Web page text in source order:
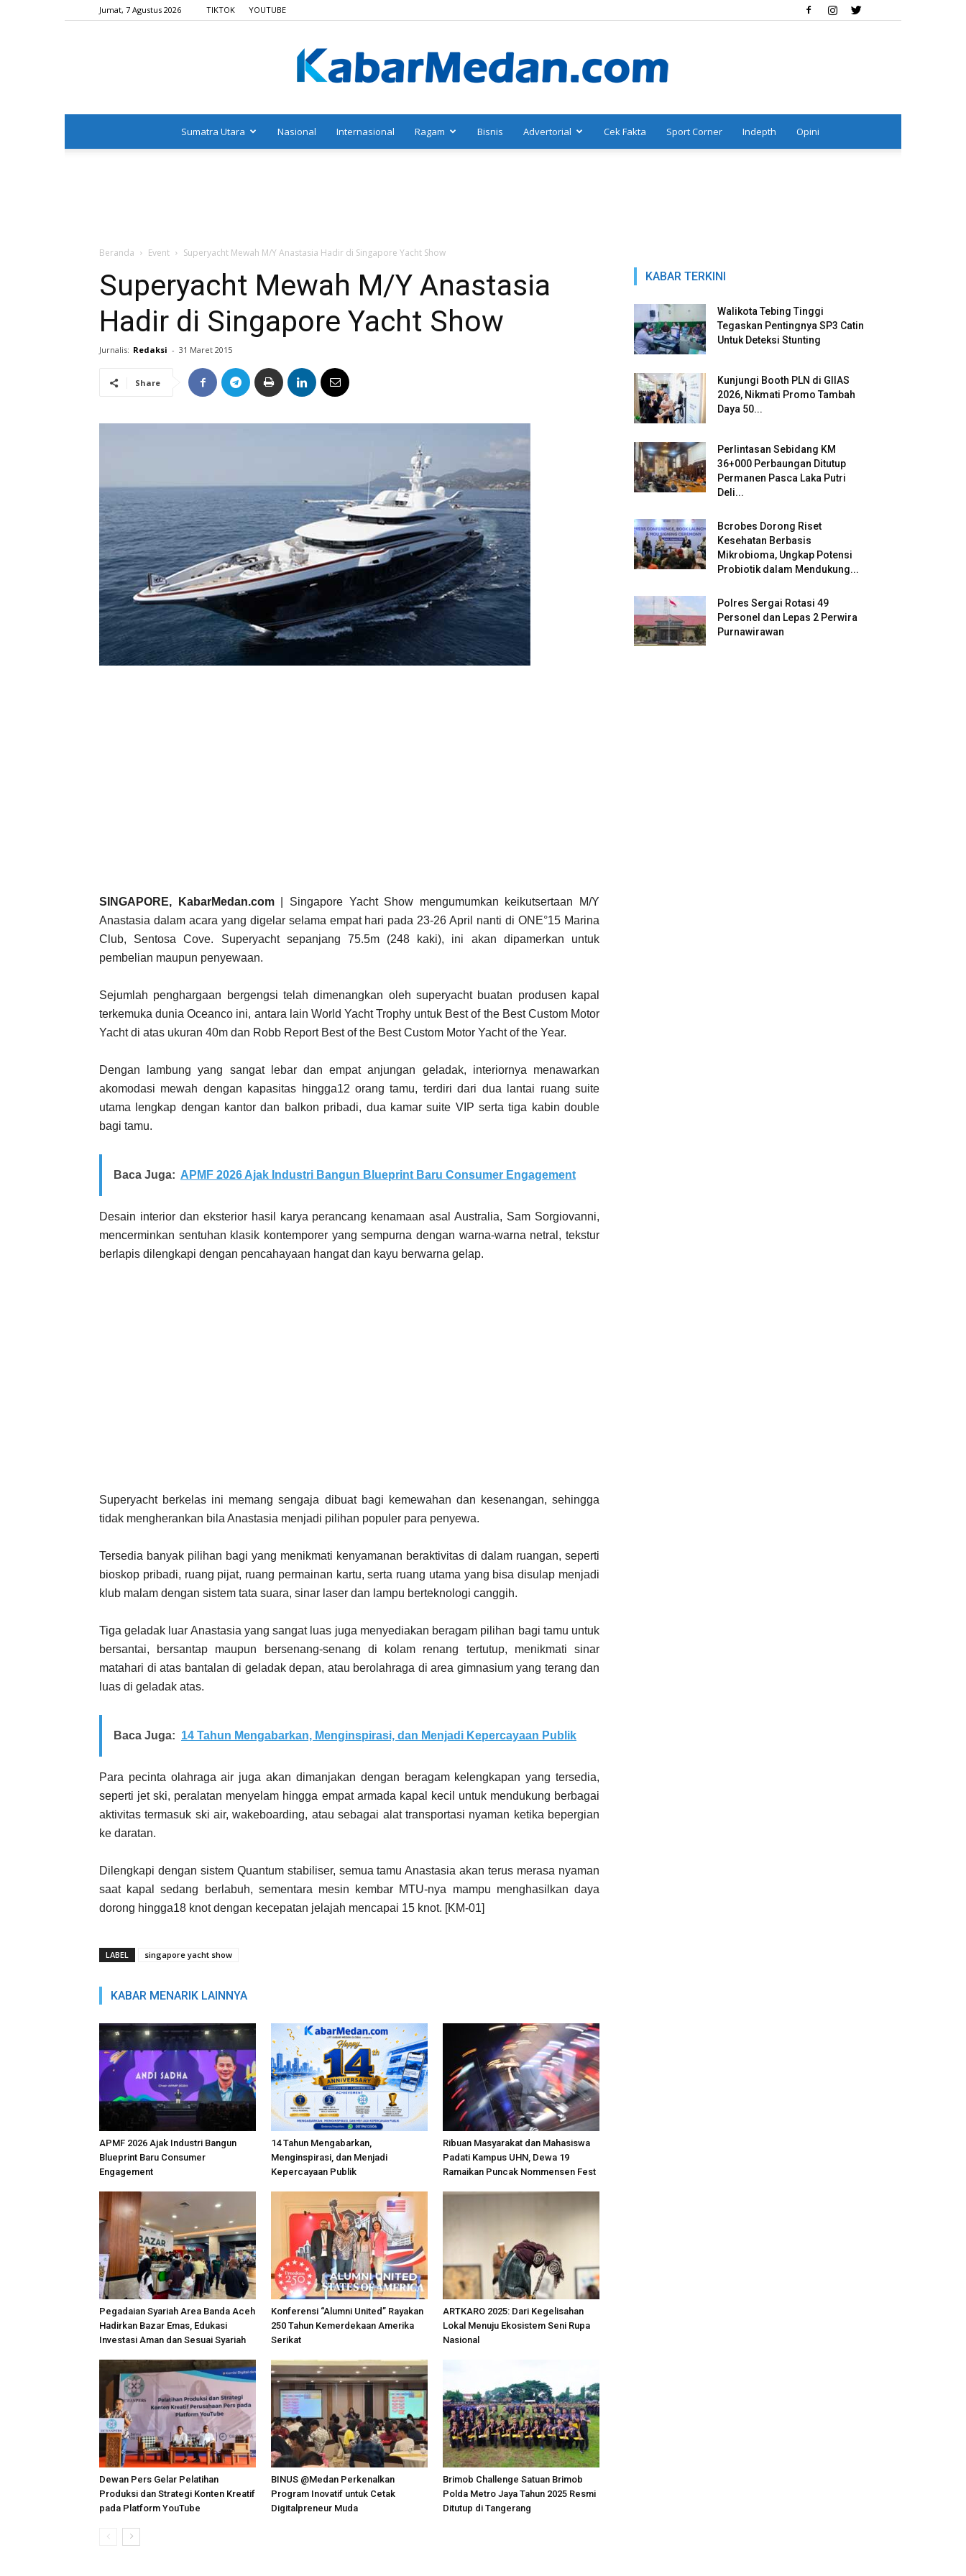
Jumat, 7 Agustus 2026 TIKTOK YOUTUBE
Sumatra Utara Nasional Internasional Ragam Bisnis Advertorial Cek Fakta Sport Corner Indepth Opini
Beranda Event Superyacht Mewah M/Y Anastasia Hadir di Singapore Yacht Show
Superyacht Mewah M/Y Anastasia
Hadir di Singapore Yacht Show
Jurnalis: Redaksi - 31 Maret 2015
Share
SINGAPORE, KabarMedan.com| Singapore Yacht Show mengumumkan keikutsertaan M/Y
Anastasia dalam acara yang digelar selama empat hari pada 23-26 April nanti di ONE°15 Marina
Club, Sentosa Cove. Superyacht sepanjang 75.5m (248 kaki), ini akan dipamerkan untuk
pembelian maupun penyewaan.
Sejumlah penghargaan bergengsi telah dimenangkan oleh superyacht buatan produsen kapal
terkemuka dunia Oceanco ini, antara lain World Yacht Trophy untuk Best of the Best Custom Motor
Yacht di atas ukuran 40m dan Robb Report Best of the Best Custom Motor Yacht of the Year.
Dengan lambung yang sangat lebar dan empat anjungan geladak, interiornya menawarkan
akomodasi mewah dengan kapasitas hingga12 orang tamu, terdiri dari dua lantai ruang suite
utama lengkap dengan kantor dan balkon pribadi, dua kamar suite VIP serta tiga kabin double
bagi tamu.
Baca Juga: APMF 2026 Ajak Industri Bangun Blueprint Baru Consumer Engagement
Desain interior dan eksterior hasil karya perancang kenamaan asal Australia, Sam Sorgiovanni,
mencerminkan sentuhan klasik kontemporer yang sempurna dengan warna-warna netral, tekstur
berlapis dilengkapi dengan pencahayaan hangat dan kayu berwarna gelap.
Superyacht berkelas ini memang sengaja dibuat bagi kemewahan dan kesenangan, sehingga
tidak mengherankan bila Anastasia menjadi pilihan populer para penyewa.
Tersedia banyak pilihan bagi yang menikmati kenyamanan beraktivitas di dalam ruangan, seperti
bioskop pribadi, ruang pijat, ruang permainan kartu, serta ruang utama yang bisa disulap menjadi
klub malam dengan sistem tata suara, sinar laser dan lampu berteknologi canggih.
Tiga geladak luar Anastasia yang sangat luas juga menyediakan beragam pilihan bagi tamu untuk
bersantai, bersantap maupun bersenang-senang di kolam renang tertutup, menikmati sinar
matahari di atas bantalan di geladak depan, atau berolahraga di area gimnasium yang terang dan
luas di geladak atas.
Baca Juga: 14 Tahun Mengabarkan, Menginspirasi, dan Menjadi Kepercayaan Publik
Para pecinta olahraga air juga akan dimanjakan dengan beragam kelengkapan yang tersedia,
seperti jet ski, peralatan menyelam hingga empat armada kapal kecil untuk mendukung berbagai
aktivitas termasuk ski air, wakeboarding, atau sebagai alat transportasi nyaman ketika bepergian
ke daratan.
Dilengkapi dengan sistem Quantum stabiliser, semua tamu Anastasia akan terus merasa nyaman
saat kapal sedang berlabuh, sementara mesin kembar MTU-nya mampu menghasilkan daya
dorong hingga18 knot dengan kecepatan jelajah mencapai 15 knot. [KM-01]
LABEL singapore yacht show
KABAR MENARIK LAINNYA
APMF 2026 Ajak Industri Bangun
Blueprint Baru Consumer
Engagement
14 Tahun Mengabarkan,
Menginspirasi, dan Menjadi
Kepercayaan Publik
Ribuan Masyarakat dan Mahasiswa
Padati Kampus UHN, Dewa 19
Ramaikan Puncak Nommensen Fest
Pegadaian Syariah Area Banda Aceh
Hadirkan Bazar Emas, Edukasi
Investasi Aman dan Sesuai Syariah
Konferensi “Alumni United” Rayakan
250 Tahun Kemerdekaan Amerika
Serikat
ARTKARO 2025: Dari Kegelisahan
Lokal Menuju Ekosistem Seni Rupa
Nasional
Dewan Pers Gelar Pelatihan
Produksi dan Strategi Konten Kreatif
pada Platform YouTube
BINUS @Medan Perkenalkan
Program Inovatif untuk Cetak
Digitalpreneur Muda
Brimob Challenge Satuan Brimob
Polda Metro Jaya Tahun 2025 Resmi
Ditutup di Tangerang
KABAR TERKINI
Walikota Tebing Tinggi
Tegaskan Pentingnya SP3 Catin
Untuk Deteksi Stunting
Kunjungi Booth PLN di GIIAS
2026, Nikmati Promo Tambah
Daya 50...
Perlintasan Sebidang KM
36+000 Perbaungan Ditutup
Permanen Pasca Laka Putri
Deli...
Bcrobes Dorong Riset
Kesehatan Berbasis
Mikrobioma, Ungkap Potensi
Probiotik dalam Mendukung...
Polres Sergai Rotasi 49
Personel dan Lepas 2 Perwira
Purnawirawan